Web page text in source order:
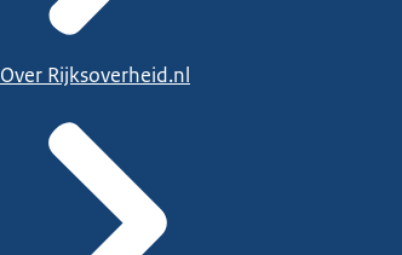
Over Rijksoverheid.nl